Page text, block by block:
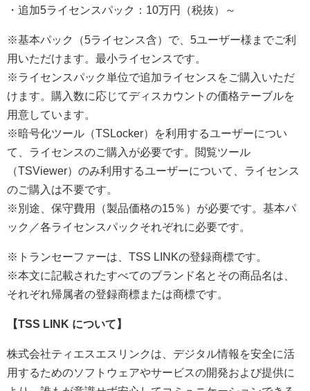
・追加5ライセンスパック：10万円（税抜）～
※基本パック（5ライセンス含）で、5ユーザー様までご利
用いただけます。最小ライセンスです。
※ライセンスパック単位で追加ライセンスをご購入いただ
けます。購入数に応じてディスカウントの価格テーブルを
用意しています。
※暗号化ツール（TSLocker）を利用するユーザーについ
て、ライセンスのご購入が必要です。閲覧ツール
（TSViewer）のみ利用するユーザーについて、ライセンス
のご購入は不要です。
※別途、保守費用（製品価格の15％）が必要です。基本パ
ック／各ライセンスパックそれぞれに必要です。
※トランセーファーは、TSS LINKの登録商標です。
※本文に記載されたすべてのブランド名とその商品名は、
それぞれ帰属者の登録商標または商標です。
【TSS LINK について】
株式会社ティエスエスリンクは、デジタル情報を安全に活
用するためのソフトウェアやサービスの開発および提供に